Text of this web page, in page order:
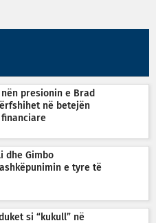
presionin e Brad
në betejën
dhe Gimbo
e tyre të
si “kukull” në